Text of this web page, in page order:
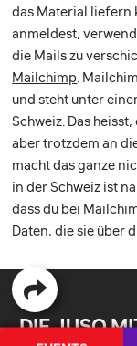
das Material liefern
anmeldest,
die Mails zu
Mailchimp .
und steht unter
Schweiz. Das
aber trotzdem an
macht das ganze
in der Schweiz ist
dass du bei
Daten, die sie über
DIE JUSO